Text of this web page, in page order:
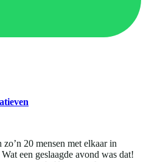
20 mensen met elkaar in
een geslaagde avond was dat!